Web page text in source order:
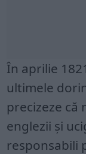
În aprilie
ultimele
precizeze
englezii și
responsabili